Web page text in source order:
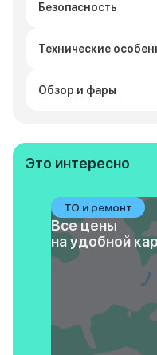
Безопасность
Технические
Обзор и фары
Это интересно
ТО и ремонт
Все цены
на удобной